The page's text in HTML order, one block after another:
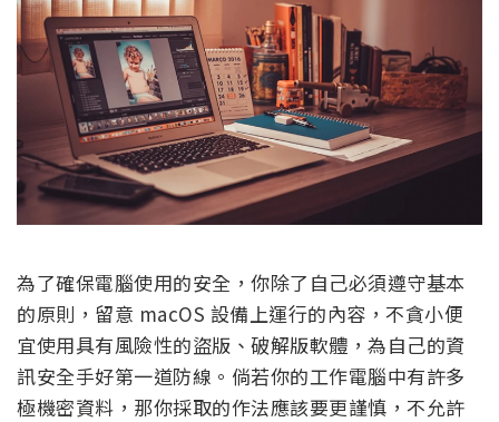
為了確保電腦使用的安全，你除了自己必須遵守基本
的原則，留意 macOS 設備上運行的內容，不貪小便
宜使用具有風險性的盜版、破解版軟體，為自己的資
訊安全手好第一道防線。倘若你的工作電腦中有許多
極機密資料，那你採取的作法應該要更謹慎，不允許